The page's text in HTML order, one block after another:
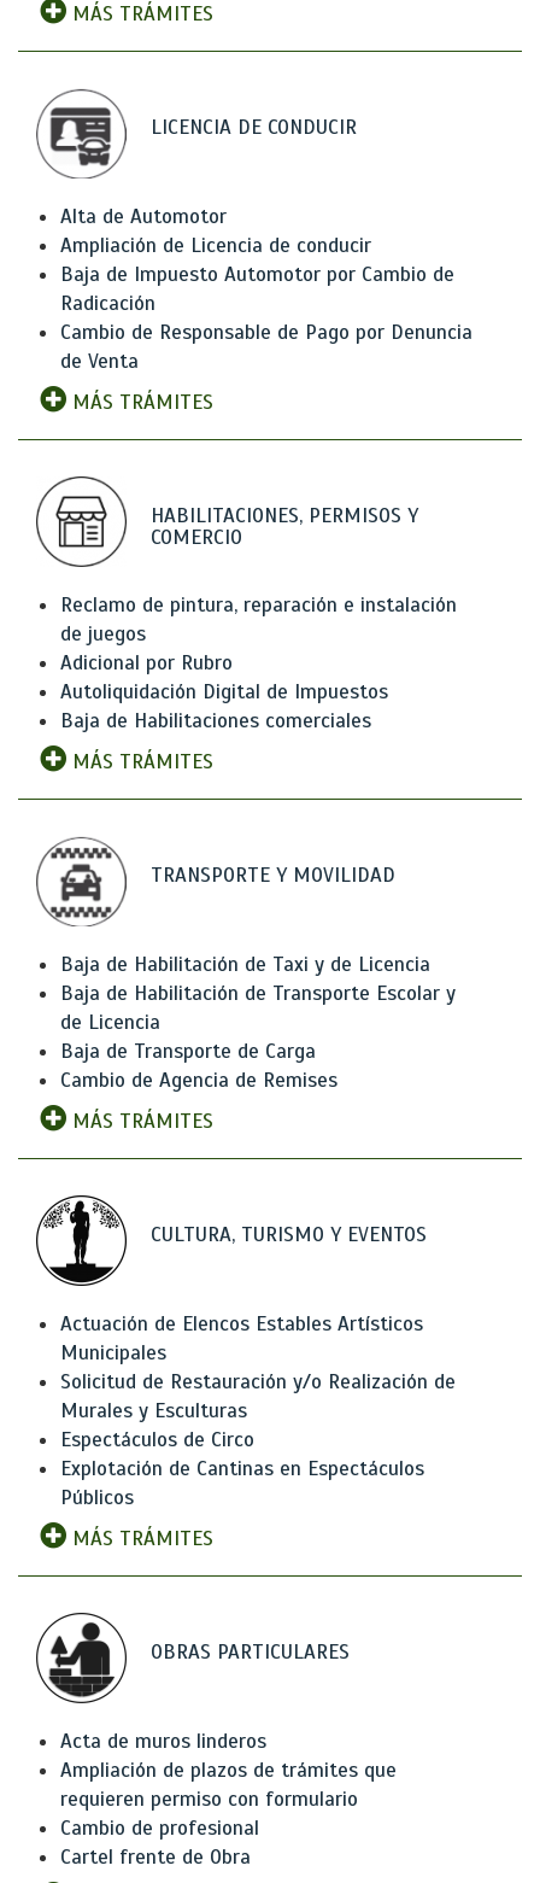
MÁS TRÁMITES
LICENCIA DE CONDUCIR
Alta de Automotor
Ampliación de Licencia de conducir
Baja de Impuesto Automotor por Cambio de
Radicación
Cambio de Responsable de Pago por Denuncia
de Venta
MÁS TRÁMITES
HABILITACIONES, PERMISOS Y
COMERCIO
Reclamo de pintura, reparación e instalación
de juegos
Adicional por Rubro
Autoliquidación Digital de Impuestos
Baja de Habilitaciones comerciales
MÁS TRÁMITES
TRANSPORTE Y MOVILIDAD
Baja de Habilitación de Taxi y de Licencia
Baja de Habilitación de Transporte Escolar y
de Licencia
Baja de Transporte de Carga
Cambio de Agencia de Remises
MÁS TRÁMITES
CULTURA, TURISMO Y EVENTOS
Actuación de Elencos Estables Artísticos
Municipales
Solicitud de Restauración y/o Realización de
Murales y Esculturas
Espectáculos de Circo
Explotación de Cantinas en Espectáculos
Públicos
MÁS TRÁMITES
OBRAS PARTICULARES
Acta de muros linderos
Ampliación de plazos de trámites que
requieren permiso con formulario
Cambio de profesional
Cartel frente de Obra